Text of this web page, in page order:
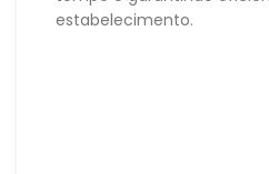
estabelecimento.